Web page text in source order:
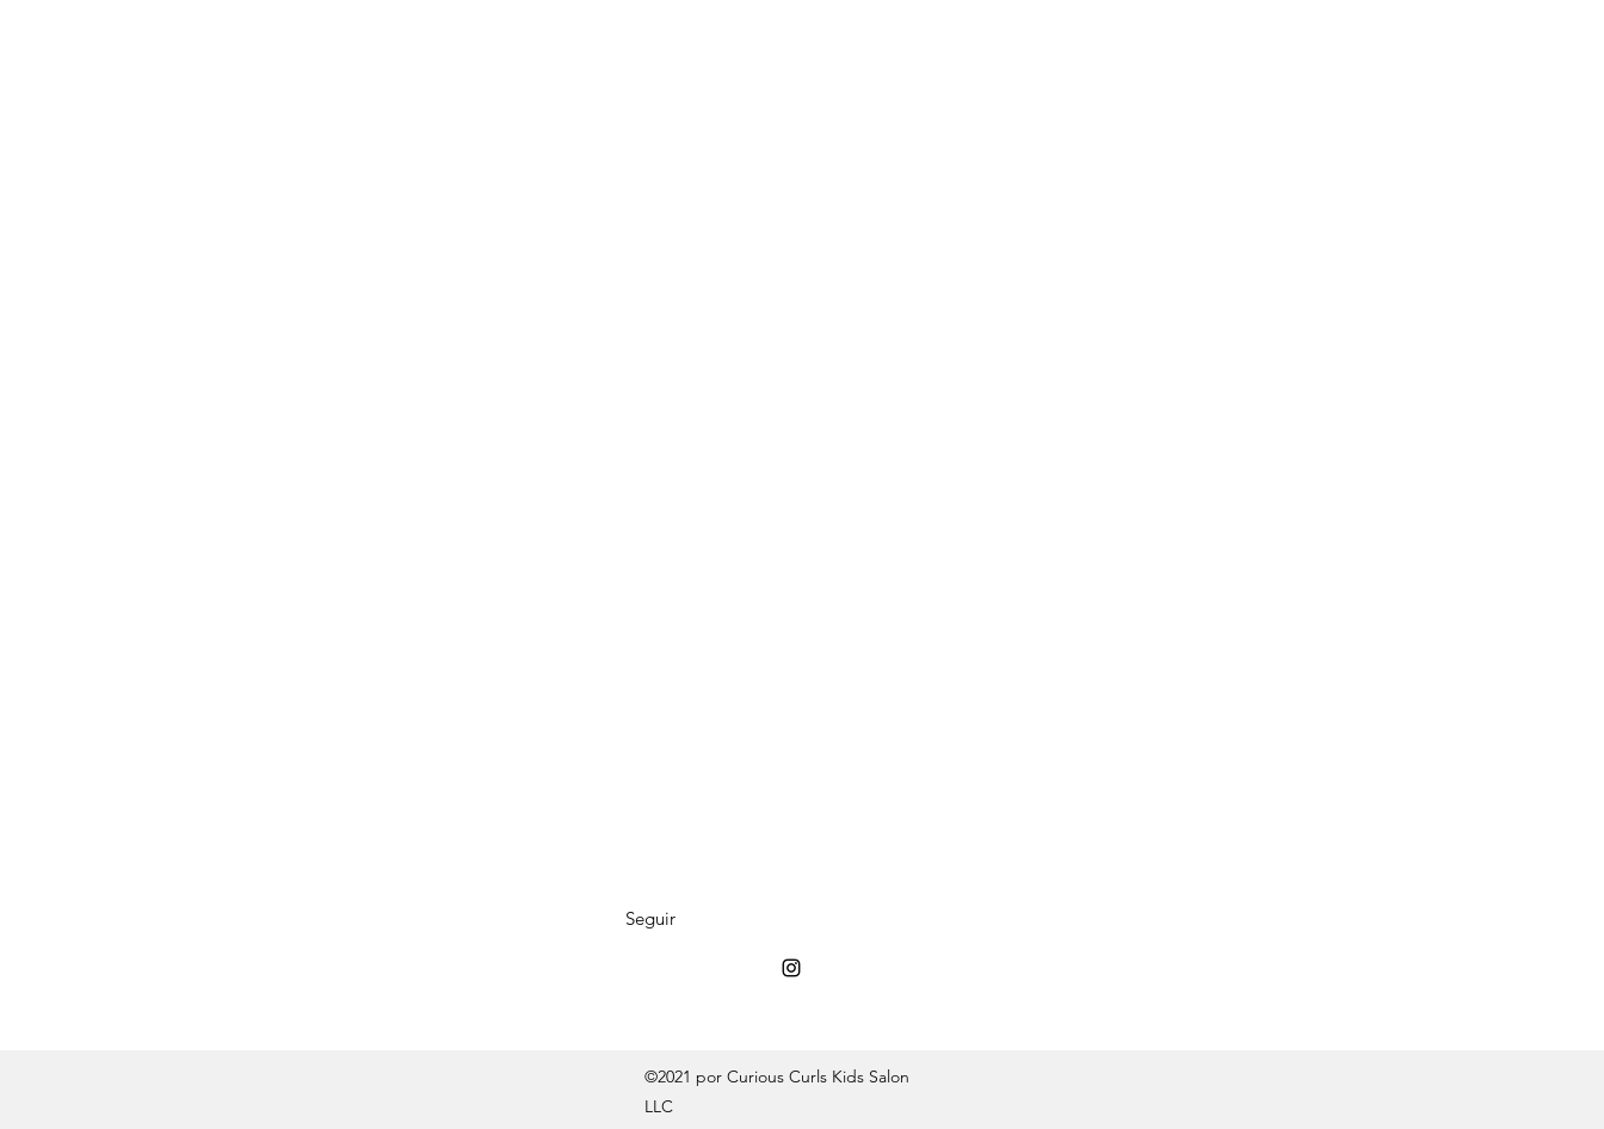
Seguir
©2021 por Curious Curls Kids Salon
LLC